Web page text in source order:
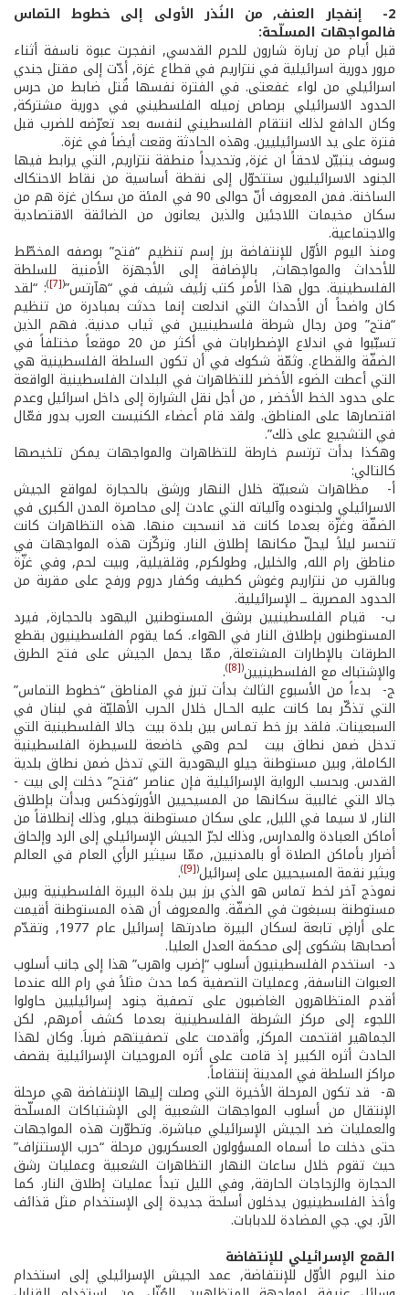
2- ­ إنفجار العنف, من النُذر الأولى إلى خطوط التماس
فالمواجهات المسلّحة:
قبل أيام من زيارة شارون للحرم القدسي, انفجرت عبوة ناسفة أثناء
مرور دورية اسرائيلية في نتزاريم في قطاع غزة, أدّت إلى مقتل جندي
اسرائيلي من لواء غفعتى. في الفترة نفسها قُتل ضابط من حرس
الحدود الاسرائيلي برصاص زميله الفلسطيني في دورية مشتركة,
وكان الدافع لذلك انتقام الفلسطيني لنفسه بعد تعرّضه للضرب قبل
فترة على يد الاسرائيليين. وهذه الحادثة وقعت أيضاً في غزة.
وسوف يتبيّن لاحقاً ان غزة, وتحديداً منطقة نتزاريم, التي يرابط فيها
الجنود الاسرائيليون ستتحوّل إلى نقطة أساسية من نقاط الاحتكاك
الساخنة. فمن المعروف أنّ حوالى 90 في المئة من سكان غزة هم من
سكان مخيمات اللاجئين والذين يعانون من الضائقة الاقتصادية
والاجتماعية.
ومنذ اليوم الأوّل للإنتفاضة برز إسم تنظيم “فتح” بوصفه المخطّط
للأحداث والمواجهات, بالإضافة إلى الأجهزة الأمنية للسلطة
الفلسطينية. حول هذا الأمر كتب زئيف شيف في “هآرتس”(
[7]
): “لقد
كان واضحاً أن الأحداث التي اندلعت إنما حدثت بمبادرة من تنظيم
“فتح” ومن رجال شرطة فلسطينيين في ثياب مدنية. فهم الذين
تسبّبوا في اندلاع الإضطرابات في أكثر من 20 موقعاً مختلفاً في
الضفّة والقطاع. وثمّة شكوك في أن تكون السلطة الفلسطينية هي
التي أعطت الضوء الأخضر للتظاهرات في البلدات الفلسطينية الواقعة
على حدود الخط الأخضر , من أجل نقل الشرارة إلى داخل اسرائيل وعدم
اقتصارها على المناطق. ولقد قام أعضاء الكنيست العرب بدور فعّال
في التشجيع على ذلك”.
وهكذا بدأت ترتسم خارطة للتظاهرات والمواجهات يمكن تلخيصها
كالتالي:
أ- ­ مظاهرات شعبيّة خلال النهار ورشق بالحجارة لمواقع الجيش
الاسرائيلي ولجنوده وآلياته التي عادت إلى محاصرة المدن الكبرى في
الضفّة وغزّة بعدما كانت قد انسحبت منها. هذه التظاهرات كانت
تنحسر ليلاً ليحلّ مكانها إطلاق النار. وتركّزت هذه المواجهات في
مناطق رام الله, والخليل, وطولكرم, وقلقيلية, وبيت لحم, وفي غزّة
وبالقرب من نتزاريم وغوش كطيف وكفار دروم ورفح على مقربة من
الحدود المصرية ــ الإسرائيلية.
ب- ­ قيام الفلسطينيين برشق المستوطنين اليهود بالحجارة, فيرد
المستوطنون بإطلاق النار في الهواء. كما يقوم الفلسطينيون بقطع
الطرقات بالإطارات المشتعلة, ممّا يحمل الجيش على فتح الطرق
والإشتباك مع الفلسطينيين(
[8]
)
.
ج- ­ بدءاً من الأسبوع الثالث بدأت تبرز في المناطق “خطوط التماس”
التي تذكّر بما كانت عليه الحـال خلال الحرب الأهليّة في لبنان في
السبعينات. فلقد برز خط تمـاس بين بلدة بيت ­ جالا الفلسطينية التي
تدخل ضمن نطاق بيت ­ لحم وهي خاضعة للسيطرة الفلسطينية
الكاملة, وبين مستوطنة جيلو اليهودية التي تدخل ضمن نطاق بلدية
القدس. وبحسب الرواية الإسرائيلية فإن عناصر “فتح” دخلت إلى بيت ­
جالا التي غالبية سكانها من المسيحيين الأورثوذكس وبدأت بإطلاق
النار, لا سيما في الليل, على سكان مستوطنة جيلو, وذلك إنطلاقاً من
أماكن العبادة والمدارس, وذلك لجرّ الجيش الإسرائيلي إلى الرد وإلحاق
أضرار بأماكن الصلاة أو بالمدنيين, ممّا سيثير الرأي العام في العالم
ويثير نقمة المسيحيين على إسرائيل(
[9]
)
.
نموذج آخر لخط تماس هو الذي برز بين بلدة البيرة الفلسطينية وبين
مستوطنة بسبغوت في الضفّة. والمعروف أن هذه المستوطنة أقيمت
على أراضٍ تابعة لسكان البيرة صادرتها إسرائيل عام 1977, وتقدّم
أصحابها بشكوى إلى محكمة العدل العليا.
د- ­ استخدم الفلسطينيون أسلوب “إضرب واهرب” هذا إلى جانب أسلوب
العبوات الناسفة, وعمليات التصفية كما حدث مثلاً في رام الله عندما
أقدم المتظاهرون الغاضبون على تصفية جنود إسرائيليين حاولوا
اللجوء إلى مركز الشرطة الفلسطينية بعدما كشف أمرهم, لكن
الجماهير اقتحمت المركز, وأقدمت على تصفيتهم ضرباَ. وكان لهذا
الحادث أثره الكبير إذ قامت على أثره المروحيات الإسرائيلية بقصف
مراكز السلطة في المدينة إنتقاماً.
ه- ­ قد تكون المرحلة الأخيرة التي وصلت إليها الإنتفاضة هي مرحلة
الإنتقال من أسلوب المواجهات الشعبية إلى الإشتباكات المسلّحة
والعمليات ضد الجيش الإسرائيلي مباشرة. وتطوّرت هذه المواجهات
حتى دخلت ما أسماه المسؤولون العسكريون مرحلة “حرب الإستنزاف”
حيث تقوم خلال ساعات النهار التظاهرات الشعبية وعمليات رشق
الحجارة والزجاجات الحارقة, وفي الليل تبدأ عمليات إطلاق النار. كما
وأخذ الفلسطينيون يدخلون أسلحة جديدة إلى الإستخدام مثل قذائف
الآر. بي. جي المضادة للدبابات.
القمع الإسرائيلي للإنتفاضة
منذ اليوم الأوّل للإنتفاضة, عمد الجيش الإسرائيلي إلى استخدام